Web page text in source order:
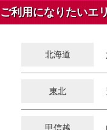
ご利用になりたいエ
北海道
東北
甲信越